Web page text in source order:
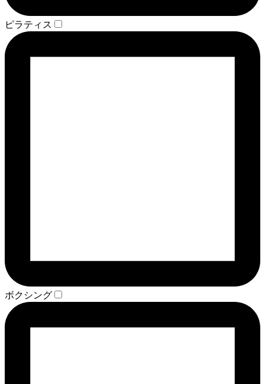
ピラティス
ボクシング